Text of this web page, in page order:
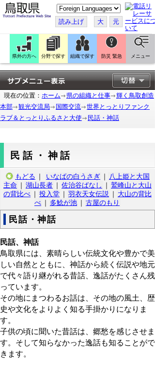
こ
の
ペ
ー
ジ
翻
訳
す
る
読み上げ 大 元
県外の方へ 分野で探す 組織で探す 防災 緊急 メニュー
現在の位置： ホーム 県の組織と仕事
輝く鳥取創造
本部
観光交流局 国際交流
世界とっとりファンク
ラブ＆とっとりふるさと大使
民話・神話
民話・神話
もどる ｜ いなばの白うさぎ ｜
八上姫と大国
主命 ｜ 湖山長者 ｜ 佐治谷ばなし ｜ 鷲峰山と大山
の背比べ ｜ 投入堂 ｜ 羽衣天女伝説 ｜ 大山の背比
べ ｜ 多鯰が池 ｜ 古屋のもり
民話・神話
民話、神話
鳥取県には、素晴らしい伝統文化や豊かで美
しい自然とともに、神話から続く伝説や地元
で代々語り継がれる昔話、逸話がたくさん残
っています。
その地にまつわるお話は、その地の風土、歴
史や文化をよりよく知る手掛かりになりま
す。
子供の頃に聞いた昔話は、郷愁を感じさせま
す。そして知らなかった逸話も知ることがで
きます。